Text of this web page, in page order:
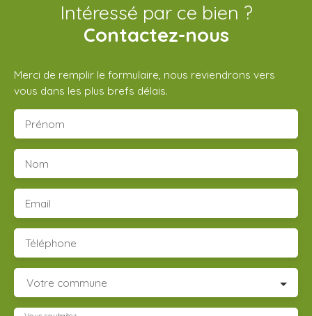
Intéressé par ce bien ?
Contactez-nous
Merci de remplir le formulaire, nous reviendrons vers
vous dans les plus brefs délais.
Prénom
Nom
Email
Téléphone
Votre commune